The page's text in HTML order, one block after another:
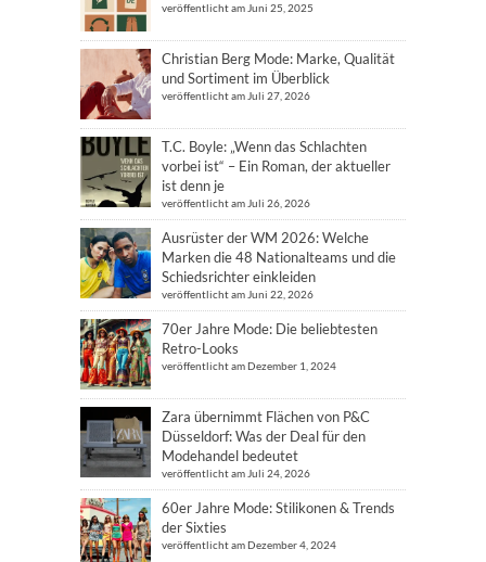
veröffentlicht am Juni 25, 2025
Christian Berg Mode: Marke, Qualität
und Sortiment im Überblick
veröffentlicht am Juli 27, 2026
T.C. Boyle: „Wenn das Schlachten
vorbei ist“ – Ein Roman, der aktueller
ist denn je
veröffentlicht am Juli 26, 2026
Ausrüster der WM 2026: Welche
Marken die 48 Nationalteams und die
Schiedsrichter einkleiden
veröffentlicht am Juni 22, 2026
70er Jahre Mode: Die beliebtesten
Retro-Looks
veröffentlicht am Dezember 1, 2024
Zara übernimmt Flächen von P&C
Düsseldorf: Was der Deal für den
Modehandel bedeutet
veröffentlicht am Juli 24, 2026
60er Jahre Mode: Stilikonen & Trends
der Sixties
veröffentlicht am Dezember 4, 2024